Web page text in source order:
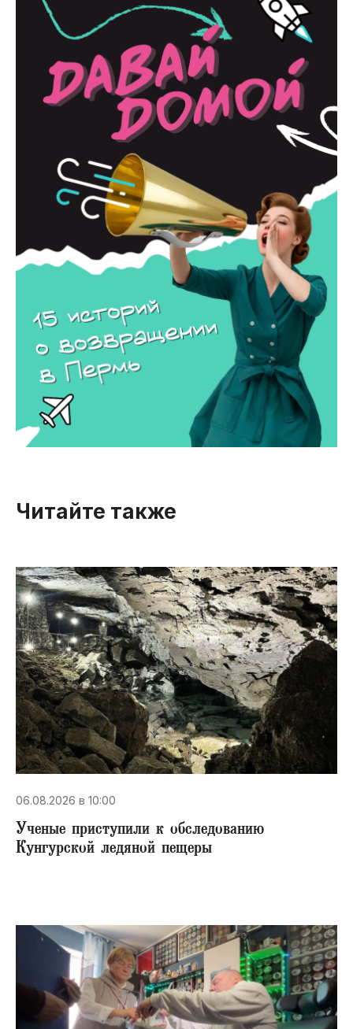
Читайте также
06.08.2026 в 10:00
Ученые приступили к обследованию
Кунгурской ледяной пещеры